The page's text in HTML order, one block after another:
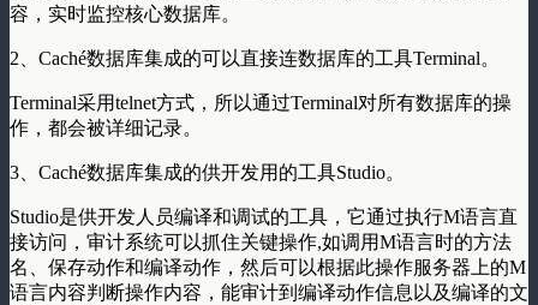
容，实时监控核心数据库。
2、Caché数据库集成的可以直接连数据库的工具Terminal。
Terminal采用telnet方式，所以通过Terminal对所有数据库的操
作，都会被详细记录。
3、Caché数据库集成的供开发用的工具Studio。
Studio是供开发人员编译和调试的工具，它通过执行M语言直
接访问，审计系统可以抓住关键操作,如调用M语言时的方法
名、保存动作和编译动作，然后可以根据此操作服务器上的M
语言内容判断操作内容，能审计到编译动作信息以及编译的文